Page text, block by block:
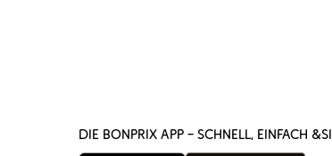
DIE BONPRIX APP – SCHNELL, EINFACH